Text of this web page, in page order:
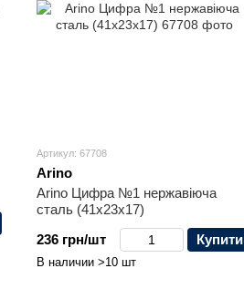
Артикул: 67708
Arino
Arino Цифра №1 нержавіюча
сталь (41x23x17)
236 грн/шт
Купити
В наличии >10 шт